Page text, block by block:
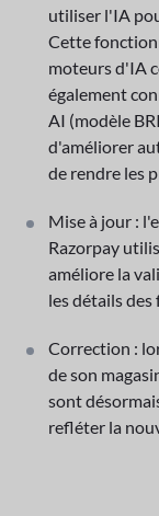
utiliser l'IA
Cette
moteurs d'IA
également
AI (modèle
d'améliorer
de rendre les
Mise à jour :
Razorpay
améliore la
les détails
Correction :
de son
sont
refléter la